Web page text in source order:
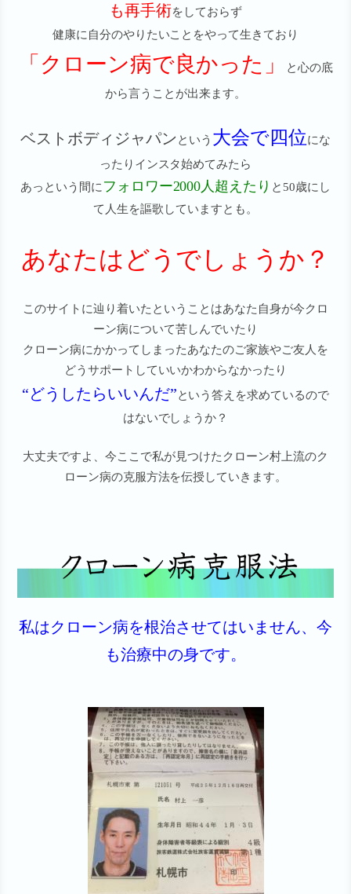
も再手術をしておらず
健康に自分のやりたいことをやって生きており
「クローン病で良かった」 と心の底
から言うことが出来ます。
ベストボディジャパンという 大会で四位にな
ったりインスタ始めてみたら
あっという間にフォロワー2000人超えたり と50歳にし
て人生を謳歌していますとも。
あなたはどうでしょうか？
このサイトに辿り着いたということはあなた自身が今クロ
ーン病について苦しんでいたり
クローン病にかかってしまったあなたのご家族やご友人を
どうサポートしていいかわからなかったり
“どうしたらいいんだ”という答えを求めているので
はないでしょうか？
大丈夫ですよ、今ここで私が見つけたクローン村上流のク
ローン病の克服方法を伝授していきます。
私はクローン病を根治させてはいません、今
も治療中の身です。